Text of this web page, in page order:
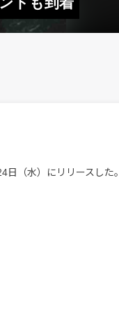
（水）にリリースした。